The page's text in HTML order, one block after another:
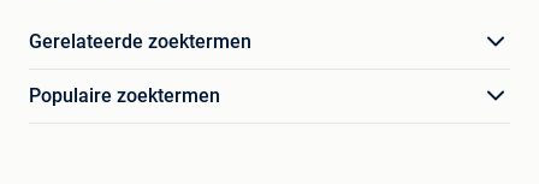
Gerelateerde zoektermen
Populaire zoektermen